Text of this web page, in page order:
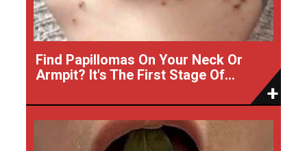
Find Papillomas On Your Neck Or
Armpit? It's The First Stage Of...